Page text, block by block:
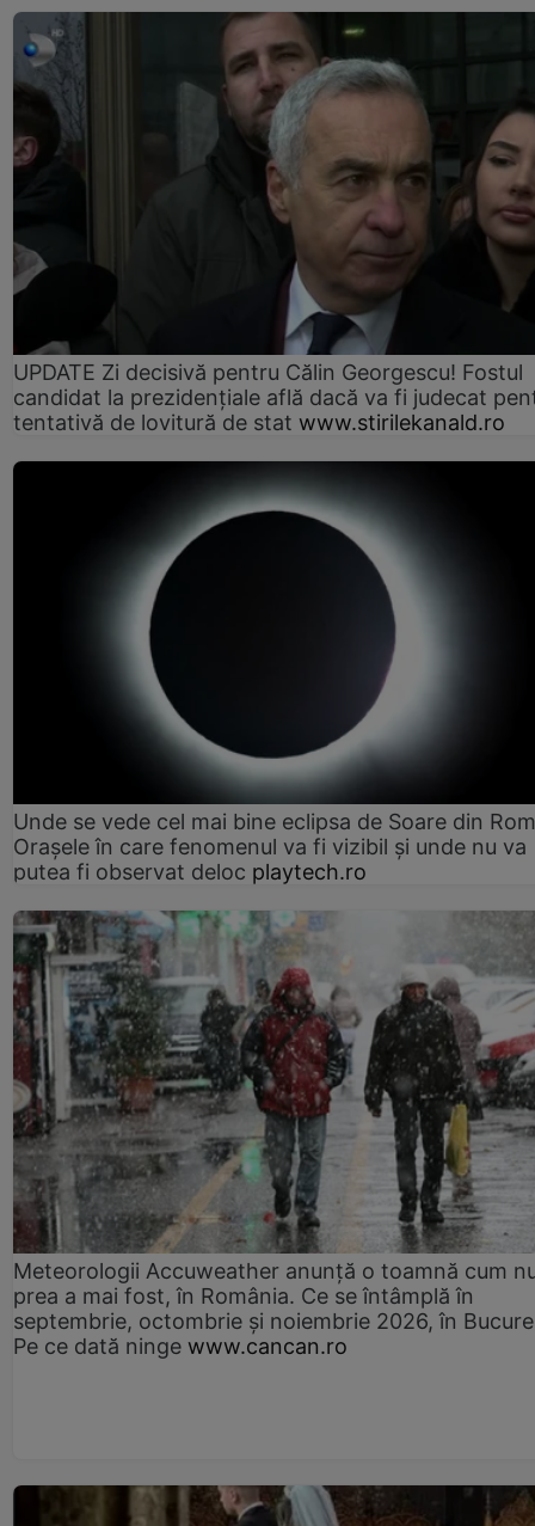
UPDATE Zi decisivă pentru Călin Georgescu! Fostul
candidat la prezidențiale află dacă va fi judecat
tentativă de lovitură de stat www.stirilekanald.ro
Unde se vede cel mai bine eclipsa de Soare din
Orașele în care fenomenul va fi vizibil și unde nu va
putea fi observat deloc playtech.ro
Meteorologii Accuweather anunță o toamnă cum
prea a mai fost, în România. Ce se întâmplă în
septembrie, octombrie și noiembrie 2026, în
Pe ce dată ninge www.cancan.ro